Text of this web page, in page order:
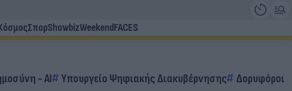
ΣπορShowbizWeekendFACES
- AI Υπουργείο Ψηφιακής Διακυβέρνησης Δορυφόροι